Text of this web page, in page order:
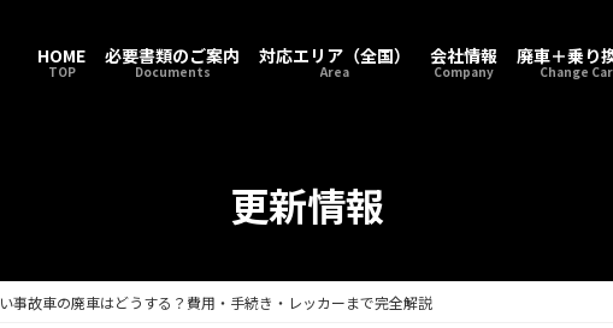
HOME
TOP
必要書類のご案内
Documents
対応エリア（全国）
Area
会社情報
Company
廃車＋乗り
Change Car
更新情報
事故車の廃車はどうする？費用・手続き・レッカーまで完全解説